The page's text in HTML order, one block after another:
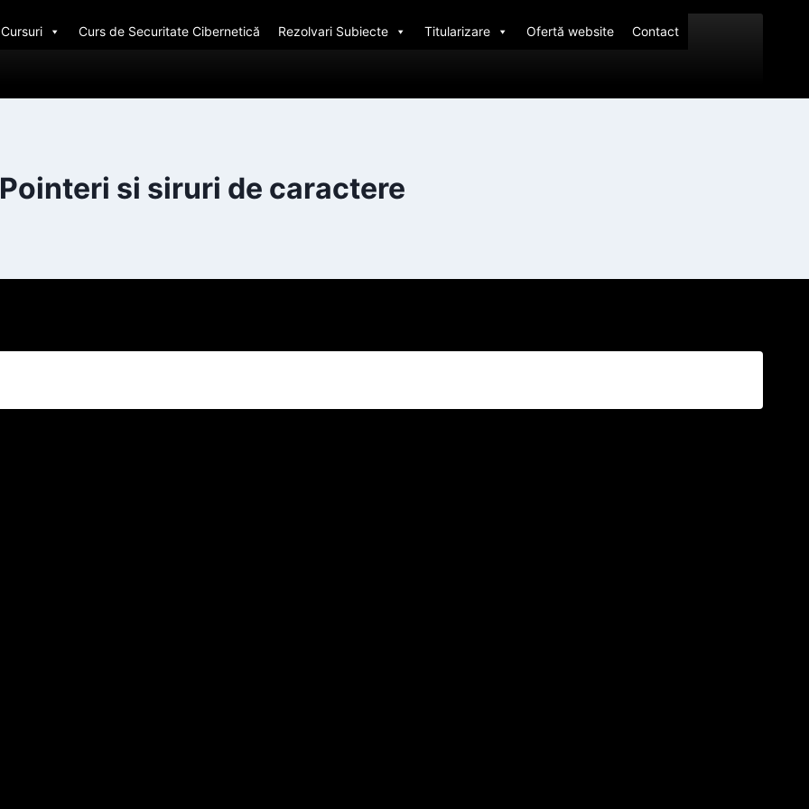
Cursuri Curs de Securitate Cibernetică Rezolvari Subiecte Titularizare Ofertă website Contact
Pointeri si siruri de caractere